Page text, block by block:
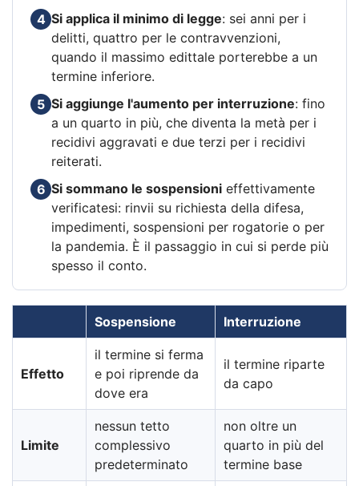
4 Si applica il minimo di legge: sei anni per i
delitti, quattro per le contravvenzioni,
quando il massimo edittale porterebbe a un
termine inferiore.
5 Si aggiunge l'aumento per interruzione: fino
a un quarto in più, che diventa la metà per i
recidivi aggravati e due terzi per i recidivi
reiterati.
6 Si sommano le sospensioni effettivamente
verificatesi: rinvii su richiesta della difesa,
impedimenti, sospensioni per rogatorie o per
la pandemia. È il passaggio in cui si perde più
spesso il conto.
Sospensione Interruzione
Effetto
il termine si ferma
e poi riprende da
dove era
il termine riparte
da capo
Limite
nessun tetto
complessivo
predeterminato
non oltre un
quarto in più del
termine base